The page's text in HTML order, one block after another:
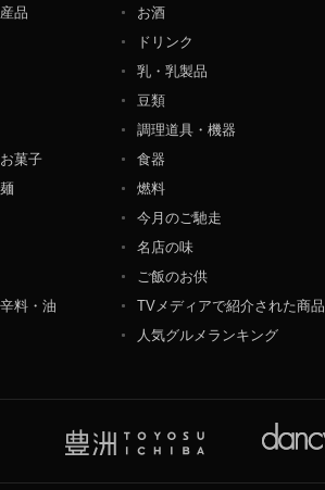
ーション部シニアマネージャー
一丁目２７番１号 東麻布食文化ビル４階
品
菓子
料・油
お酒
ドリンク
乳・乳製品
豆類
調理道具・機器
食器
燃料
今月のご馳走
名店の味
ご飯のお供
TVメディアで紹介された商品
人気グルメランキング